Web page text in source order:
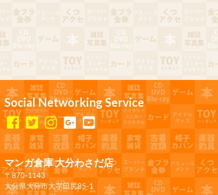
Social Networking Service
マンガ倉庫 大分わさだ店
〒870-1143
大分県大分市大字田尻85-1